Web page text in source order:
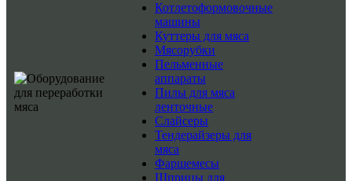
Котлетоформовочные
машины
Куттеры для мяса
Мясорубки
Пельменные
аппараты
Пилы для мяса
ленточные
Слайсеры
Тендерайзеры для
мяса
Фаршемесы
Шприцы для